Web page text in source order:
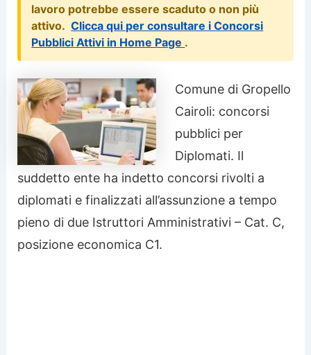
lavoro potrebbe essere scaduto o non più
attivo. Clicca qui per consultare i Concorsi
Pubblici Attivi in Home Page .
Comune di Gropello
Cairoli: concorsi
pubblici per
Diplomati. Il
suddetto ente ha indetto concorsi rivolti a
diplomati e finalizzati all’assunzione a tempo
pieno di due Istruttori Amministrativi – Cat. C,
posizione economica C1.